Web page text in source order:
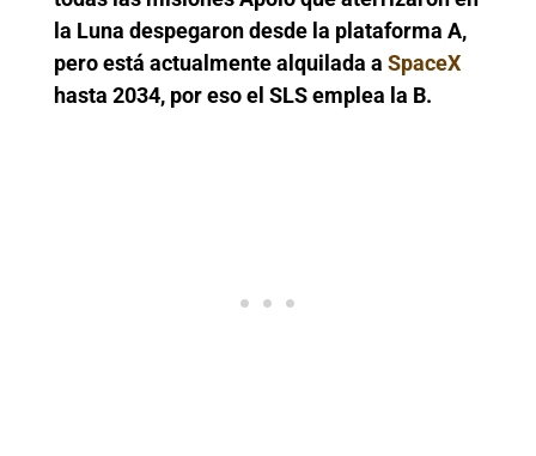
la Luna despegaron desde la plataforma A,
pero está actualmente alquilada a SpaceX
hasta 2034, por eso el SLS emplea la B.